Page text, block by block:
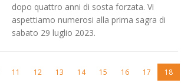
dopo quattro anni di sosta forzata. Vi
aspettiamo numerosi alla prima sagra di
sabato 29 luglio 2023.
11 12 13 14 15 16 17
18